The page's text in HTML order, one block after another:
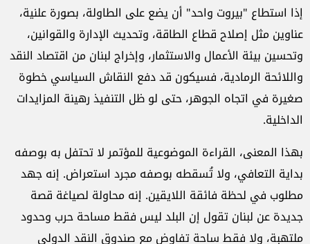
إذا استطاع "بيروت واحد" أن يضع على الطاولة، بصورة علنية،
عناوين مثل إصلاح قطاع الطاقة، وتحديث الإدارة والقوانين،
وتحسين بيئة الأعمال والاستثمار، وإخراج لبنان من اقتصاد النقد
واللائحة الرمادية، فسيكون قد دفع النقاش السياسي خطوة
صغيرة في اتجاه الجوهر، حتى لو ظل التنفيذ رهينة المزايدات
الداخلية.
بهذا المعنى، القراءة الموضوعية للمؤتمر لا تحتفل به بوصفه
بداية التعافي، ولا تُسقطه بوصفه مجرد استعراض. إنه جهد
مطلوب في لحظة فائقة اللايقين. إنه محاولة لصياغة قصة
جديدة عن لبنان تقول إن البلد ليس فقط مساحة حرب وحدود
ملتهبة، ولا فقط ساحة تفاوض مع صندوق النقد الدولي